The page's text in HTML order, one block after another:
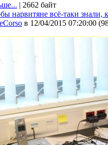
| 2662 байт
нарвитяне всё-таки знали,
в 12/04/2015 07:20:00 (